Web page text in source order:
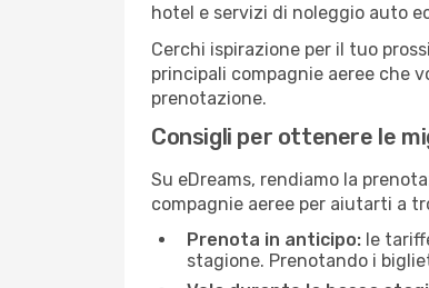
hotel e servizi di noleggio auto
Cerchi ispirazione per il tuo
principali compagnie aeree che
prenotazione.
Consigli per ottenere le
Su eDreams, rendiamo la
compagnie aeree per aiutarti a
Prenota in anticipo: le
stagione. Prenotando i